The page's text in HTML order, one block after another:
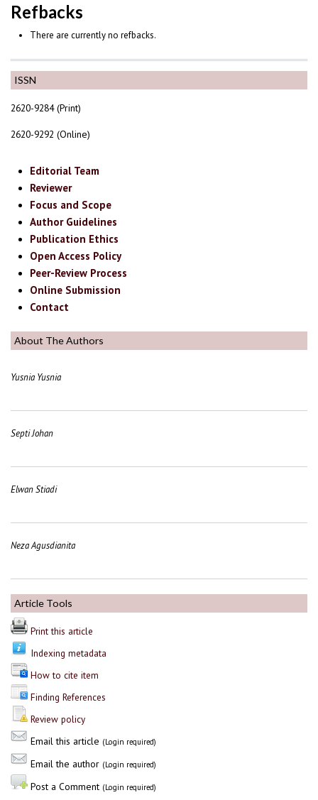
ISSN
2620-9284 (Print)
2620-9292 (Online)
Editorial Team
Reviewer
Focus and Scope
Author Guidelines
Publication Ethics
Open Access Policy
Peer-Review Process
Online Submission
Contact
About The Authors
Yusnia Yusnia
Septi Johan
Elwan Stiadi
Neza Agusdianita
Article Tools
Print this article
Indexing metadata
How to cite item
Finding References
Review policy
Email this article (Login required)
Email the author (Login required)
Post a Comment (Login required)
Refbacks
There are currently no refbacks.